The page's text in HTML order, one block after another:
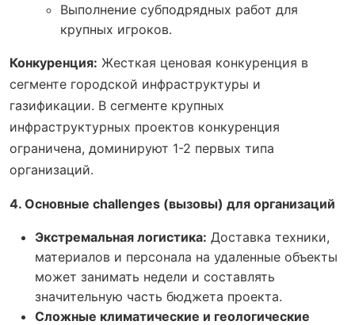
Выполнение субподрядных работ для
крупных игроков.
Конкуренция: Жесткая ценовая конкуренция в
сегменте городской инфраструктуры и
газификации. В сегменте крупных
инфраструктурных проектов конкуренция
ограничена, доминируют 1-2 первых типа
организаций.
4. Основные challenges (вызовы) для организаций
Экстремальная логистика: Доставка техники,
материалов и персонала на удаленные объекты
может занимать недели и составлять
значительную часть бюджета проекта.
Сложные климатические и геологические